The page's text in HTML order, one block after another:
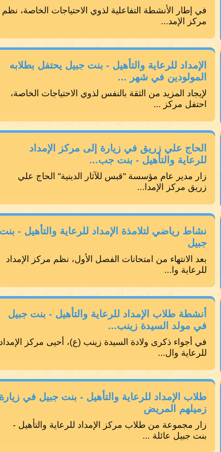
في إطار الأنشطة التفاعلية لذوي الاحتياجات الخاصة، نظم
مركز الإمد...
الإمداد للرعاية والتأهيل - بنت جبيل يحتفل بطلابه
المولودين في شهر ...
لإيجاد المزيد من الثقة بالنفس لذوي الاحتياجات الخاصة،
احتفل مركز ...
الحاج علي زريق في زيارة إلى مركز الإمداد
للرعاية والتأهيل - بنت جب...
زار مدير عام مؤسسة "قبس للآثار الدينية" الحاج علي
زريق مركز الإمدا...
نشاط رياضي لتلامذة الإمداد للرعاية والتأهيل - بنت
جبيل
بعد الانتهاء من امتحانات الفصل الأول، نظم مركز الإمداد
للرعاية وا...
أنشطة طلاب الإمداد للرعاية والتأهيل - بنت جبيل
في مولد السيدة زينب...
في أجواء ذكرى ولادة السيدة زينب (ع)، أحيى مركز الإمداد
للرعاية وال...
طلاب الإمداد للرعاية والتأهيل - بنت جبيل في زيارة
زميلهم المريض
زار مجموعة من طلاب مركز الإمداد للرعاية والتأهيل -
بنت جبيل عائلة ...